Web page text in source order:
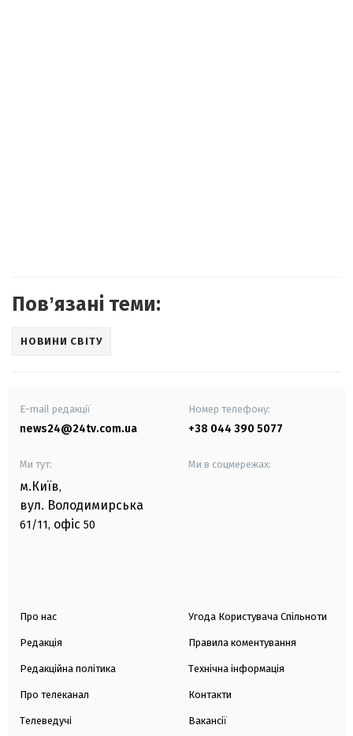
Повʼязані теми:
НОВИНИ СВІТУ
E-mail редакції
news24@24tv.com.ua
Номер телефону:
+38 044 390 5077
Ми тут:
м.Київ,
вул. Володимирська
61/11, офіс 50
Ми в соцмережах:
Про нас
Редакція
Редакційна політика
Про телеканал
Телеведучі
Угода Користувача Спільноти
Правила коментування
Технічна інформація
Контакти
Вакансії